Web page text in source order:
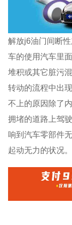
解放j6油门间断
车的使用汽车里
堆积或其它脏污
转动的流程中出
不上的原因除了
拥堵的道路上驾
响到汽车零部件
起动无力的状况。